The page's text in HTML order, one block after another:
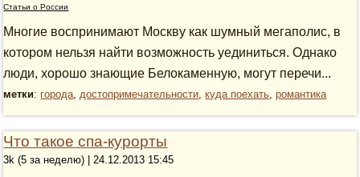
Статьи о России
Многие воспринимают Москву как шумный мегаполис, в
котором нельзя найти возможность уединиться. Однако
люди, хорошо знающие Белокаменную, могут перечи...
метки: города,достопримечательности,куда поехать,романтика
Что такое спа-курорты
3k (5 за неделю) | 24.12.2013 15:45